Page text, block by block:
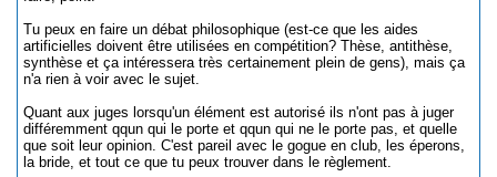
Tu peux en faire un débat philosophique (est-ce que les aides
artificielles doivent être utilisées en compétition? Thèse, antithèse,
synthèse et ça intéressera très certainement plein de gens), mais ça
n'a rien à voir avec le sujet.
Quant aux juges lorsqu'un élément est autorisé ils n'ont pas à juger
différemment qqun qui le porte et qqun qui ne le porte pas, et quelle
que soit leur opinion. C'est pareil avec le gogue en club, les éperons,
la bride, et tout ce que tu peux trouver dans le règlement.